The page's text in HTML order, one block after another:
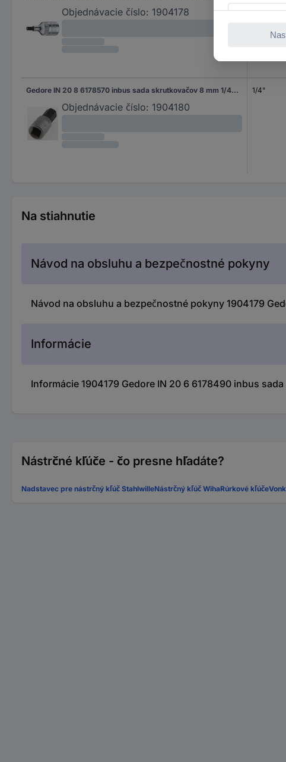
Objednávacie číslo: 1904178
Gedore IN 20 8 6178570 inbus sada skrutkovačov 8 mm 1/4" SW 8 1/4" (6,3 mm)
Objednávacie číslo: 1904180
1/4"
Na stiahnutie
Návod na obsluhu a bezpečnostné pokyny
Návod na obsluhu a bezpečnostné pokyny 1904179
Informácie
Informácie 1904179 Gedore IN 20 6 6178490 inbus
Nástrčné kľúče - čo presne hľadáte?
Nadstavec pre nástrčný kľúč StahlwilleNástrčný kľúč WihaRúrkové kľúče